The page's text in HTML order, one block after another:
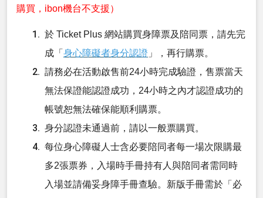
購買，ibon機台不支援）
於 Ticket Plus 網站購買身障票及陪同票，請先完
成「 身心障礙者身分認證 」，再行購票。
請務必在活動啟售前24小時完成驗證，售票當天
無法保證能認證成功，24小時之內才認證成功的
帳號恕無法確保能順利購票。
身分認證未通過前，請以一般票購買。
每位身心障礙人士含必要陪同者每一場次限購最
多2張票券，入場時手冊持有人與陪同者需同時
入場並請備妥身障手冊查驗。新版手冊需於「必